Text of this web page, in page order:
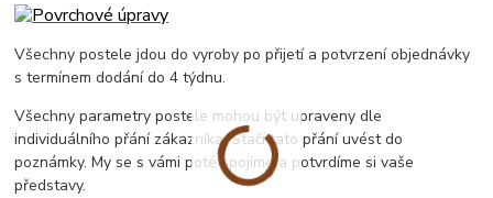
Všechny postele jdou do vyroby po přijetí a potvrzení objednávky
s termínem dodání do 4 týdnu.
Všechny parametry postele mohou být upraveny dle
individuálního přání zákazníka. Stačí tato přání uvést do
poznámky. My se s vámi poté spojíme a potvrdíme si vaše
představy.